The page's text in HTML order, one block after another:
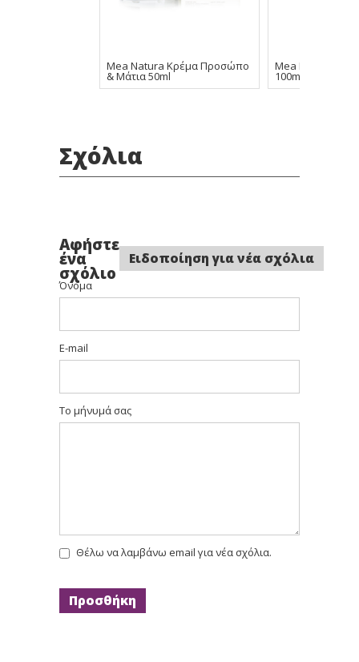
Mea Natura Κρέμα Προσώπο
& Μάτια 50ml
Mea Natura
100ml
Σχόλια
Αφήστε
ένα
σχόλιο
Ειδοποίηση για νέα σχόλια
Όνομα
E-mail
Το μήνυμά σας
Θέλω να λαμβάνω email για νέα σχόλια.